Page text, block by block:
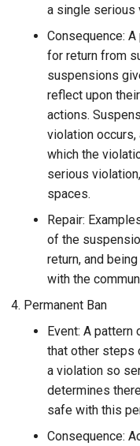
a single serious
Consequence:
for return from
suspensions
reflect upon
actions.
violation
which the
serious
spaces.
Repair:
of the
return, and
with the
Permanent Ban
Event: A
that other steps
a violation so
determines
safe with this
Consequence: